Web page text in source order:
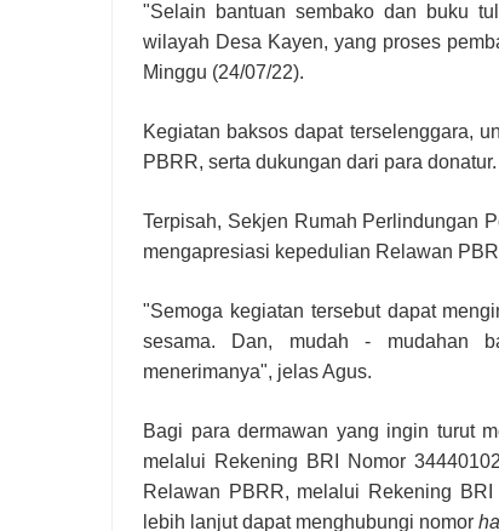
"Selain bantuan sembako dan buku
wilayah Desa Kayen, yang proses
Minggu (24/07/22).
Kegiatan baksos dapat terselenggara,
PBRR, serta dukungan dari para donatur.
Terpisah, Sekjen Rumah Perlindungan
mengapresiasi kepedulian Relawan
"Semoga kegiatan tersebut dapat
sesama. Dan, mudah - mudahan
menerimanya", jelas Agus.
Bagi para dermawan yang ingin turut
melalui Rekening BRI Nomor
Relawan PBRR, melalui Rekening
lebih lanjut dapat menghubungi nomor